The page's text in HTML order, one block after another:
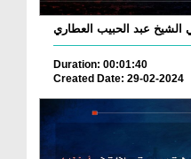
Duration: 00:01:40
Created Date: 29-02-2024